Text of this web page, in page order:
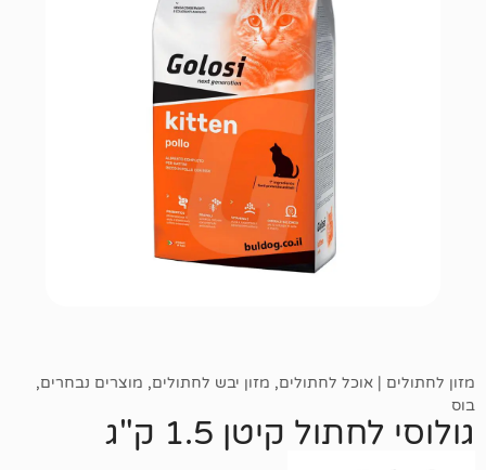
לחתולים,מזון יבש לחתולים ,מוצרים נבחרים,
קיטן 1.5 ק"ג